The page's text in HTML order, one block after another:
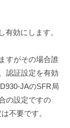
有効にします。
すがその場合誰
認証設定を有効
JAのSFR局
の設定ですの
不要です。